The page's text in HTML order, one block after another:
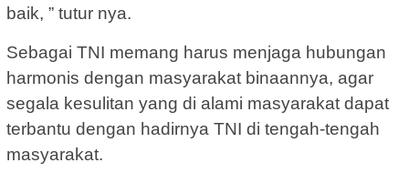
baik, ” tutur nya.
Sebagai TNI memang harus menjaga hubungan
harmonis dengan masyarakat binaannya, agar
segala kesulitan yang di alami masyarakat dapat
terbantu dengan hadirnya TNI di tengah-tengah
masyarakat.